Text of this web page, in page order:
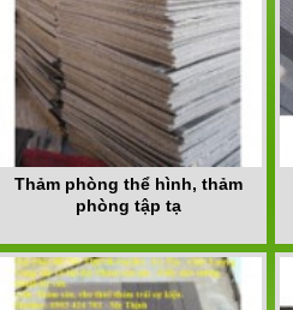
Thảm phòng thể hình, thảm
phòng tập tạ